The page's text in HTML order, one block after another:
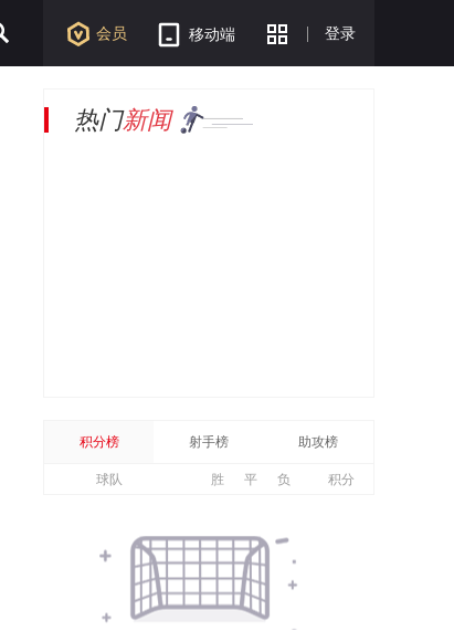
会员 移动端 登录
热门新闻
积分榜 射手榜 助攻榜
球队 胜 平 负 积分